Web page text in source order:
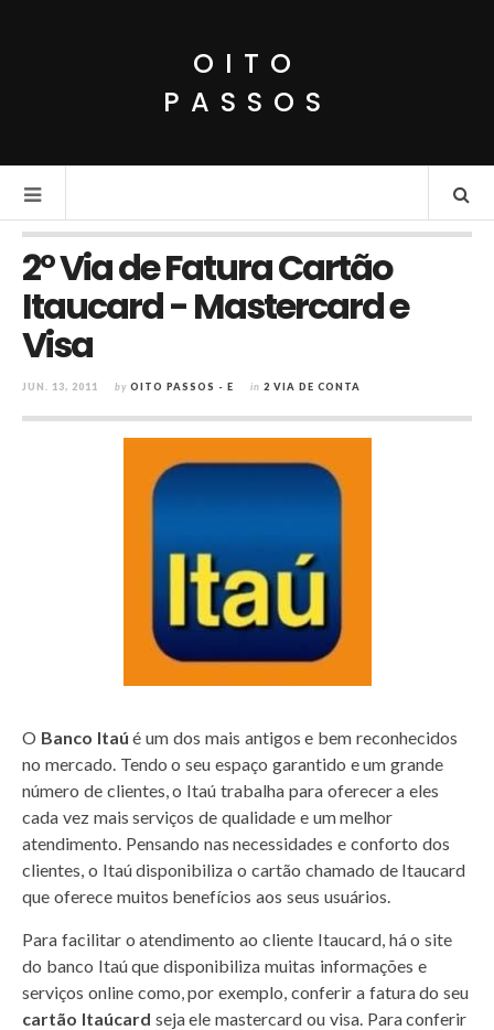
OITO
PASSOS
2° Via de Fatura Cartão
Itaucard - Mastercard e
Visa
JUN. 13, 2011 by OITO PASSOS - E in 2 VIA DE CONTA
O Banco Itaú é um dos mais antigos e bem reconhecidos
no mercado. Tendo o seu espaço garantido e um grande
número de clientes, o Itaú trabalha para oferecer a eles
cada vez mais serviços de qualidade e um melhor
atendimento. Pensando nas necessidades e conforto dos
clientes, o Itaú disponibiliza o cartão chamado de Itaucard
que oferece muitos benefícios aos seus usuários.
Para facilitar o atendimento ao cliente Itaucard, há o site
do banco Itaú que disponibiliza muitas informações e
serviços online como, por exemplo, conferir a fatura do seu
cartão Itaúcard seja ele mastercard ou visa. Para conferir